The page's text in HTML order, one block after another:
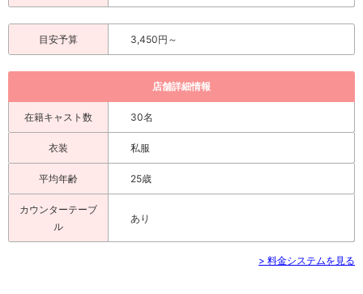
目安予算 3,450円～
店舗詳細情報
在籍キャスト数 30名
衣装 私服
平均年齢 25歳
カウンターテーブ
ル
あり
> 料金システムを見る